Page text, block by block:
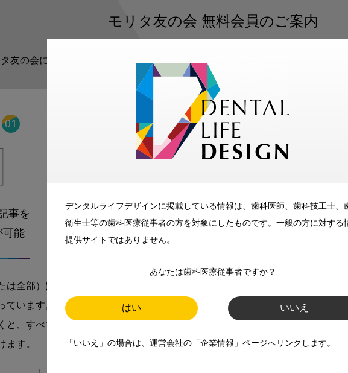
デンタルライフデザインに掲載している情報は、歯科医師、歯科技工士、
衛生士等の歯科医療従事者の方を対象にしたものです。一般の方に対する
提供サイトではありません。
あなたは歯科医療従事者ですか？
はい いいえ
「いいえ」の場合は、運営会社の「企業情報」ページへリンクします。
モリタ友の会 無料会員のご案内
友の会に登録いただくと、デンタルライフデザインをもっと便利にご利用い
事を
可能
は全部）は
ています。
と、すべて
ます。
メリット
メールマガジンでお届け
師、歯科衛生士、歯科技工士）に
お届けします。